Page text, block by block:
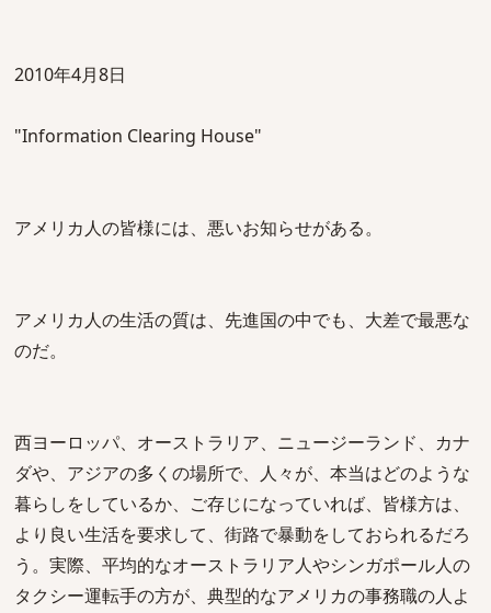
2010年4月8日
"Information Clearing House"
アメリカ人の皆様には、悪いお知らせがある。
アメリカ人の生活の質は、先進国の中でも、大差で最悪な
のだ。
西ヨーロッパ、オーストラリア、ニュージーランド、カナ
ダや、アジアの多くの場所で、人々が、本当はどのような
暮らしをしているか、ご存じになっていれば、皆様方は、
より良い生活を要求して、街路で暴動をしておられるだろ
う。実際、平均的なオーストラリア人やシンガポール人の
タクシー運転手の方が、典型的なアメリカの事務職の人よ